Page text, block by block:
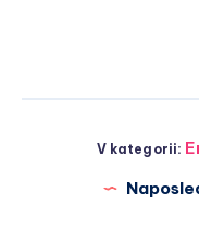
V kategorii: